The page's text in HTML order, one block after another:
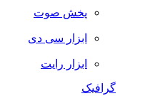
پخش صوت
ابزار سی دی
ابزار رایت
گرافیک